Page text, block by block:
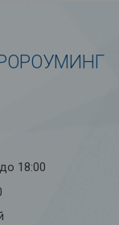
18:00